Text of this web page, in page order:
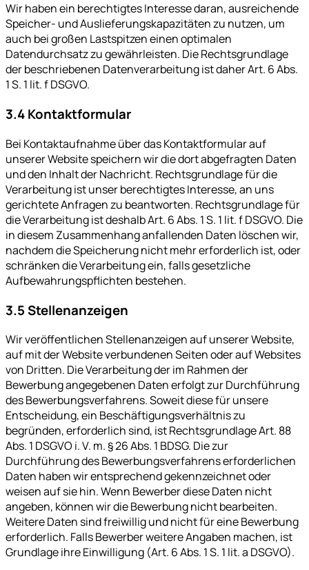
Wir haben ein berechtigtes Interesse daran, ausreichende
Speicher- und Auslieferungskapazitäten zu nutzen, um
auch bei großen Lastspitzen einen optimalen
Datendurchsatz zu gewährleisten. Die Rechtsgrundlage
der beschriebenen Datenverarbeitung ist daher Art. 6 Abs.
1 S. 1 lit. f DSGVO.
3.4 Kontaktformular
Bei Kontaktaufnahme über das Kontaktformular auf
unserer Website speichern wir die dort abgefragten Daten
und den Inhalt der Nachricht. Rechtsgrundlage für die
Verarbeitung ist unser berechtigtes Interesse, an uns
gerichtete Anfragen zu beantworten. Rechtsgrundlage für
die Verarbeitung ist deshalb Art. 6 Abs. 1 S. 1 lit. f DSGVO. Die
in diesem Zusammenhang anfallenden Daten löschen wir,
nachdem die Speicherung nicht mehr erforderlich ist, oder
schränken die Verarbeitung ein, falls gesetzliche
Aufbewahrungspflichten bestehen.
3.5 Stellenanzeigen
Wir veröffentlichen Stellenanzeigen auf unserer Website,
auf mit der Website verbundenen Seiten oder auf Websites
von Dritten. Die Verarbeitung der im Rahmen der
Bewerbung angegebenen Daten erfolgt zur Durchführung
des Bewerbungsverfahrens. Soweit diese für unsere
Entscheidung, ein Beschäftigungsverhältnis zu
begründen, erforderlich sind, ist Rechtsgrundlage Art. 88
Abs. 1 DSGVO i. V. m. § 26 Abs. 1 BDSG. Die zur
Durchführung des Bewerbungsverfahrens erforderlichen
Daten haben wir entsprechend gekennzeichnet oder
weisen auf sie hin. Wenn Bewerber diese Daten nicht
angeben, können wir die Bewerbung nicht bearbeiten.
Weitere Daten sind freiwillig und nicht für eine Bewerbung
erforderlich. Falls Bewerber weitere Angaben machen, ist
Grundlage ihre Einwilligung (Art. 6 Abs. 1 S. 1 lit. a DSGVO).